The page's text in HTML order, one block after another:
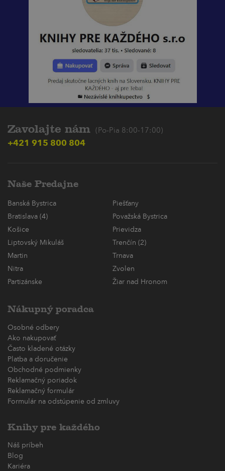
Zavolajte nám (Po-Pia 8:00-17:00)
+421 915 800 804
Naše Predajne
Banská Bystrica
Piešťany
Bratislava (4)
Považská Bystrica
Košice
Prievidza
Liptovský Mikuláš
Trenčín (2)
Martin
Trnava
Nitra
Zvolen
Partizánske
Žiar nad Hronom
Nákupný poradca
Osobné odbery
Ako nakupovať
Často kladené otázky
Platba a doručenie
Obchodné podmienky
Reklamačný poriadok
Reklamačný formulár
Formulár na odstúpenie od zmluvy
Knihy pre každého
Náš príbeh
Blog
Kariéra